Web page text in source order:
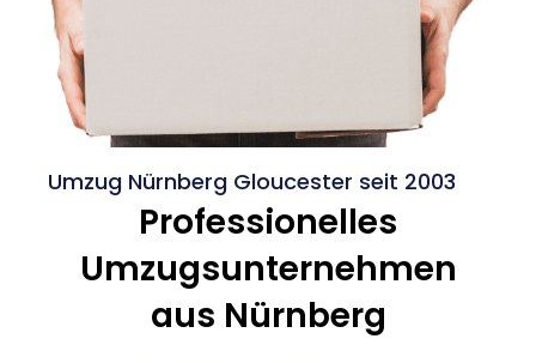
Umzug Nürnberg Gloucester seit 2003
Professionelles
Umzugsunternehmen
aus Nürnberg